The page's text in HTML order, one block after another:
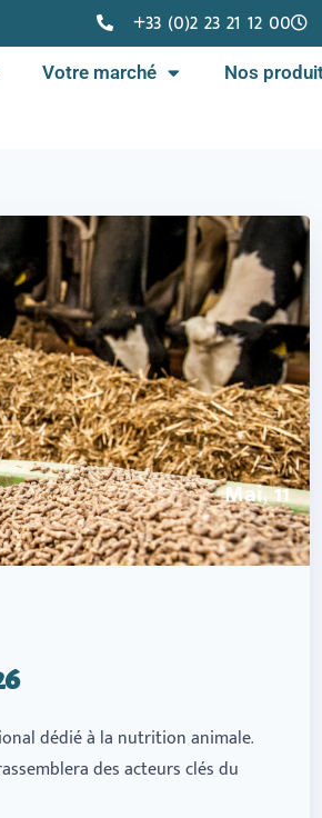
+33 (0)2 23 21 12 00
Votre marché Nos
Mai, 11
dédié à la nutrition animale.
des acteurs clés du